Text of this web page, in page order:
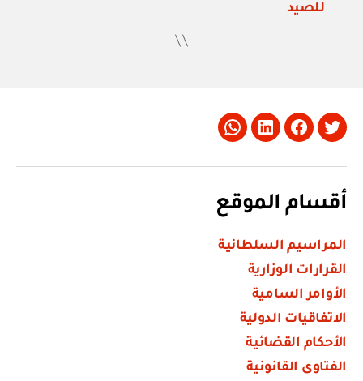
للصيد
Twitter
Facebook
LinkedIn
Whatsapp
أقسام الموقع
المراسيم السلطانية
القرارات الوزارية
الأوامر السامية
الاتفاقيات الدولية
الأحكام القضائية
الفتاوى القانونية